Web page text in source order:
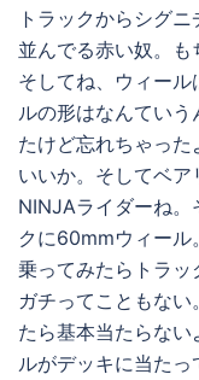
トラックからシグ
並んでる赤い奴。も
そしてね、ウィー
ルの形はなんてい
たけど忘れちゃった
いいか。そしてベ
NINJAライダーね。
クに60mmウィール
乗ってみたらトラ
ガチってこともな
たら基本当たらな
ルがデッキに当たっ